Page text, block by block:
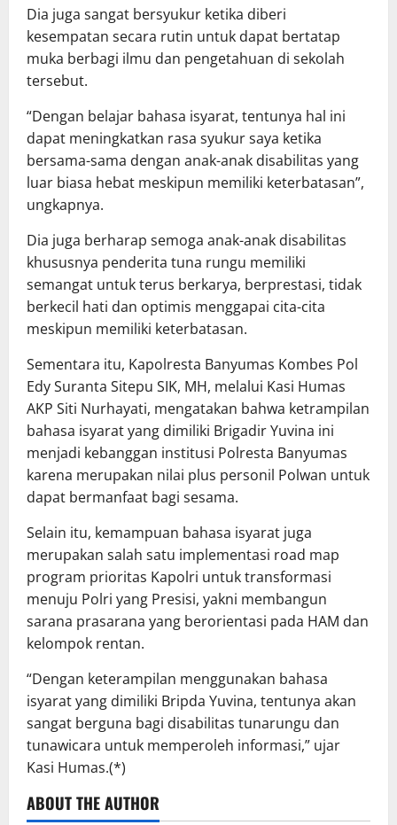
Dia juga sangat bersyukur ketika diberi
kesempatan secara rutin untuk dapat bertatap
muka berbagi ilmu dan pengetahuan di sekolah
tersebut.
“Dengan belajar bahasa isyarat, tentunya hal ini
dapat meningkatkan rasa syukur saya ketika
bersama-sama dengan anak-anak disabilitas yang
luar biasa hebat meskipun memiliki keterbatasan”,
ungkapnya.
Dia juga berharap semoga anak-anak disabilitas
khususnya penderita tuna rungu memiliki
semangat untuk terus berkarya, berprestasi, tidak
berkecil hati dan optimis menggapai cita-cita
meskipun memiliki keterbatasan.
Sementara itu, Kapolresta Banyumas Kombes Pol
Edy Suranta Sitepu SIK, MH, melalui Kasi Humas
AKP Siti Nurhayati, mengatakan bahwa ketrampilan
bahasa isyarat yang dimiliki Brigadir Yuvina ini
menjadi kebanggan institusi Polresta Banyumas
karena merupakan nilai plus personil Polwan untuk
dapat bermanfaat bagi sesama.
Selain itu, kemampuan bahasa isyarat juga
merupakan salah satu implementasi road map
program prioritas Kapolri untuk transformasi
menuju Polri yang Presisi, yakni membangun
sarana prasarana yang berorientasi pada HAM dan
kelompok rentan.
“Dengan keterampilan menggunakan bahasa
isyarat yang dimiliki Bripda Yuvina, tentunya akan
sangat berguna bagi disabilitas tunarungu dan
tunawicara untuk memperoleh informasi,” ujar
Kasi Humas.(*)
ABOUT THE AUTHOR